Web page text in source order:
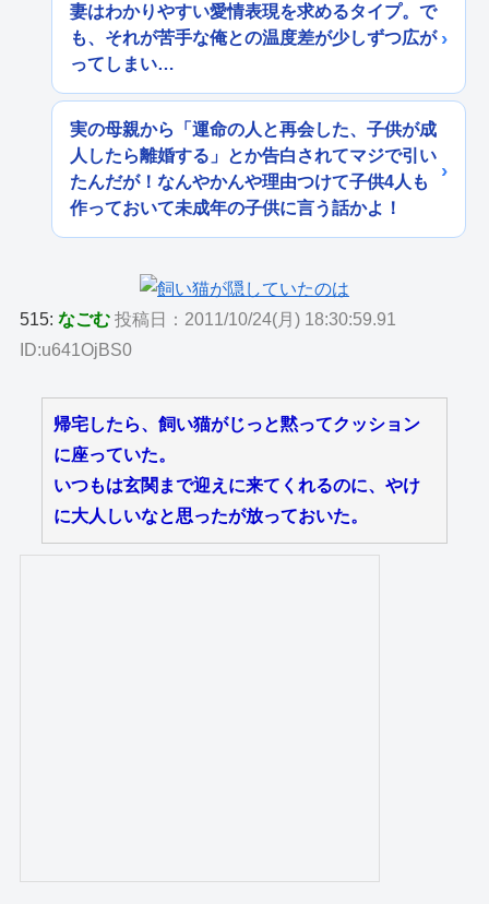
妻はわかりやすい愛情表現を求めるタイプ。で
も、それが苦手な俺との温度差が少しずつ広が
ってしまい…
実の母親から「運命の人と再会した、子供が成
人したら離婚する」とか告白されてマジで引い
たんだが！なんやかんや理由つけて子供4人も
作っておいて未成年の子供に言う話かよ！
515:なごむ 投稿日：2011/10/24(月) 18:30:59.91
ID:u641OjBS0
帰宅したら、飼い猫がじっと黙ってクッション
に座っていた。
いつもは玄関まで迎えに来てくれるのに、やけ
に大人しいなと思ったが放っておいた。